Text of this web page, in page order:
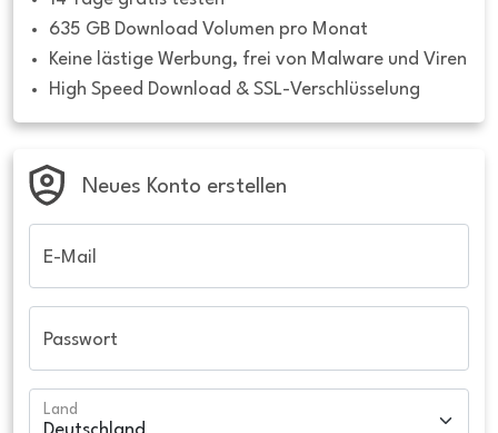
635 GB Download Volumen pro Monat
Keine lästige Werbung, frei von Malware und Viren
High Speed Download & SSL-Verschlüsselung
Neues Konto erstellen
E-Mail
Passwort
Land